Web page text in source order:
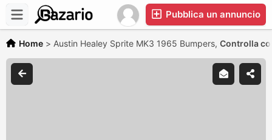
Pubblica un annuncio
Home > Austin Healey Sprite MK3 1965 Bumpers, Controlla